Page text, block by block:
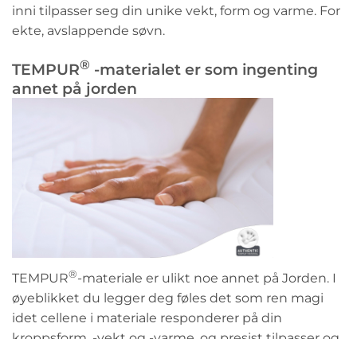
inni tilpasser seg din unike vekt, form og varme. For
ekte, avslappende søvn.
TEMPUR® -materialet er som ingenting
annet på jorden
TEMPUR®-materiale er ulikt noe annet på Jorden. I
øyeblikket du legger deg føles det som ren magi
idet cellene i materiale responderer på din